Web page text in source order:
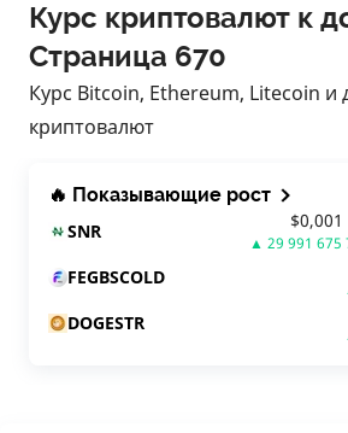
Курс криптовалют к
Страница 670
Курс Bitcoin, Ethereum, Litecoin и
криптовалют
🔥 Показывающие рост
SNR
$0,001
▲ 29 991 675
FEGBSCOLD
DOGESTR